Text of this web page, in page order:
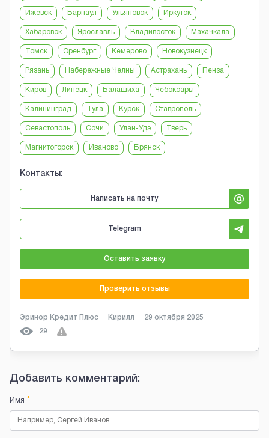
Ижевск Барнаул Ульяновск Иркутск
Хабаровск Ярославль Владивосток Махачкала
Томск Оренбург Кемерово Новокузнецк
Рязань Набережные Челны Астрахань Пенза
Киров Липецк Балашиха Чебоксары
Калининград Тула Курск Ставрополь
Севастополь Сочи Улан-Удэ Тверь
Магнитогорск Иваново Брянск
Контакты:
Написать на почту
Telegram
Оставить заявку
Проверить отзывы
Эринор Кредит Плюс Кирилл 29 октября 2025
29
Добавить комментарий:
Имя *